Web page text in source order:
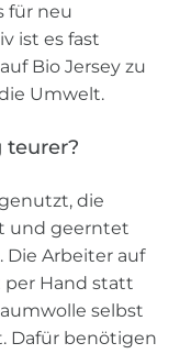
für neu
ist es fast
Bio Jersey zu
Umwelt.
teurer?
die
und geerntet
Die Arbeiter auf
Hand statt
selbst
Dafür benötigen